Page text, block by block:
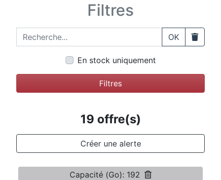
Accueil
Baisses de prix
Paramètres
Soutenez-nous
Conditions
Filtres
Recherche... OK Clear
En stock uniquement
Filtres
19 offre(s)
Créer une alerte
Capacité (Go): 192